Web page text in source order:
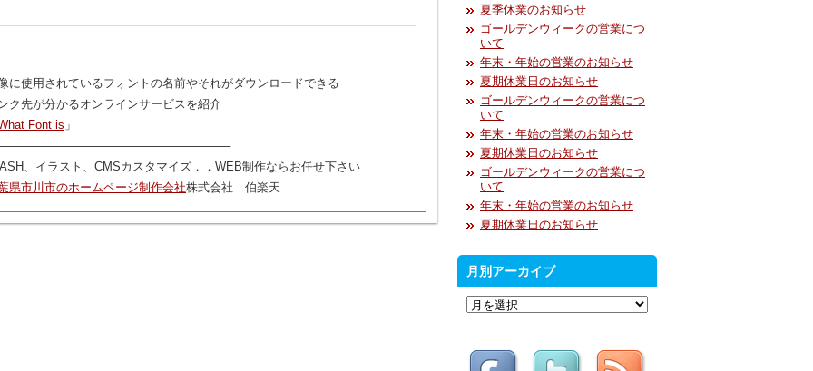
に使用されているフォントの名前やそれがダウンロードできる
ク先が分かるオンラインサービスを紹介
Font is 」
、イラスト、CMSカスタマイズ．．WEB制作ならお任せ下さい
県市川市のホームページ制作会社株式会社 伯楽天
夏季休業のお知らせ
ゴールデンウィークの営業につ
いて
年末・年始の営業のお知らせ
夏期休業日のお知らせ
ゴールデンウィークの営業につ
いて
年末・年始の営業のお知らせ
夏期休業日のお知らせ
ゴールデンウィークの営業につ
いて
年末・年始の営業のお知らせ
夏期休業日のお知らせ
月別アーカイブ